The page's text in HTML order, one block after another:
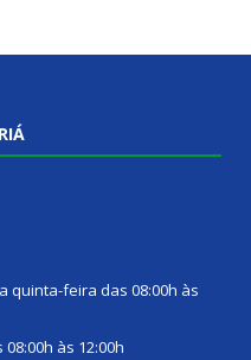
quinta-feira das 08:00h às
às 12:00h